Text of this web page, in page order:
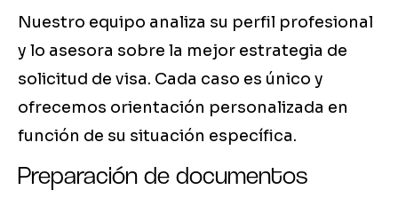
Nuestro equipo analiza su perfil profesional
y lo asesora sobre la mejor estrategia de
solicitud de visa. Cada caso es único y
ofrecemos orientación personalizada en
función de su situación específica.
Preparación de documentos